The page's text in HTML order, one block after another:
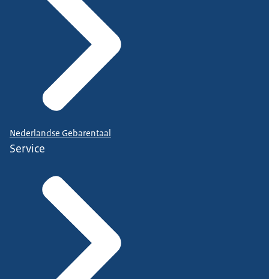
Nederlandse Gebarentaal
Service